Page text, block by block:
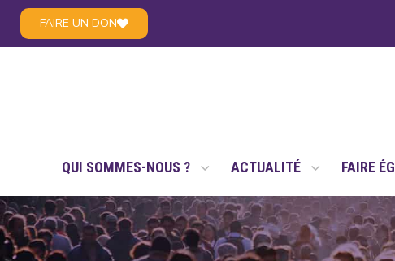
FAIRE UN DON
QUI SOMMES-NOUS ? ACTUALITÉ FAIRE
LE RÉSEAU NSAE